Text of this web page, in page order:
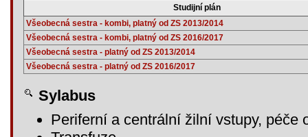
Studijní plán
Všeobecná sestra - kombi, platný od ZS 2013/2014
Všeobecná sestra - kombi, platný od ZS 2016/2017
Všeobecná sestra - platný od ZS 2013/2014
Všeobecná sestra - platný od ZS 2016/2017
Sylabus
Periferní a centrální žilní vstupy, péče